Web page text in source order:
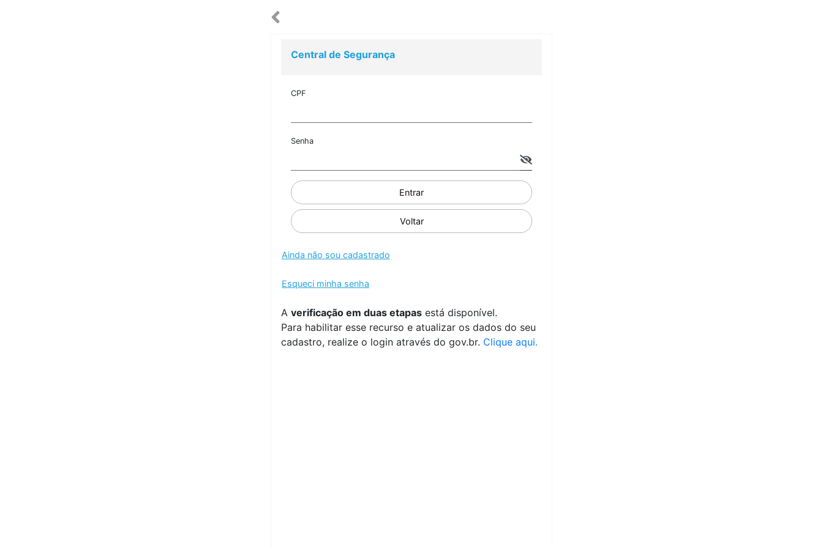
Central de Segurança
CPF
Senha
Entrar
Voltar
Ainda não sou cadastrado
Esqueci minha senha
A verificação em duas etapas está disponível.
Para habilitar esse recurso e atualizar os dados do seu
cadastro, realize o login através do gov.br. Clique aqui.